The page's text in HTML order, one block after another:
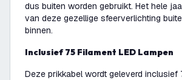
dus buiten worden gebruikt. Het hele
van deze gezellige sfeerverlichting
binnen.
Inclusief 75 Filament LED Lampen
Deze prikkabel wordt geleverd inclusief